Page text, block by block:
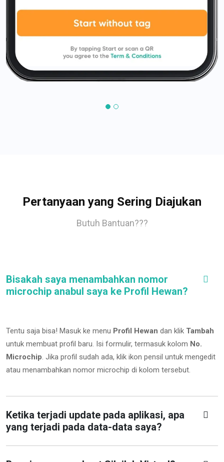
Pertanyaan yang Sering Diajukan
Butuh Bantuan???
Bisakah saya menambahkan nomor
microchip anabul saya ke Profil Hewan?
Tentu saja bisa! Masuk ke menu Profil Hewan dan klik Tambah
untuk membuat profil baru. Isi formulir, termasuk kolom No.
Microchip. Jika profil sudah ada, klik ikon pensil untuk mengedit
atau menambahkan nomor microchip di kolom tersebut.
Ketika terjadi update pada aplikasi, apa
yang terjadi pada data-data saya?